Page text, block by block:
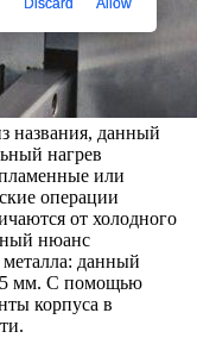
названия, данный
нагрев
или
операции
от холодного
нюанс
металла: данный
5 мм. С помощью
корпуса в
Discard Allow